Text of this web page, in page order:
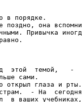
в порядке.
поздно, она
Привычка